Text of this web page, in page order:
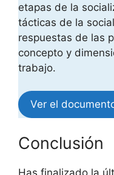
etapas de la
tácticas de la
respuestas de las
concepto y
trabajo.
Ver el
Conclusión
Has finalizado la